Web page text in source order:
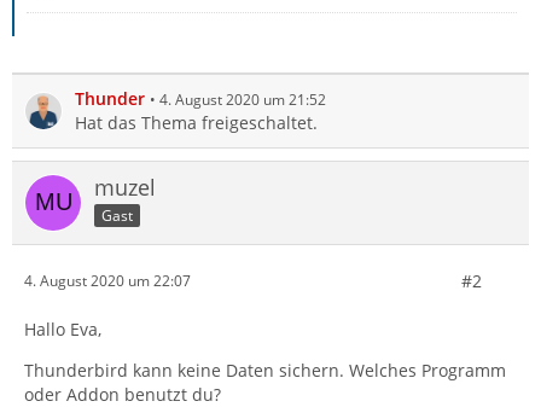
Thunder 4. August 2020 um 21:52
Hat das Thema freigeschaltet.
muzel
Gast
4. August 2020 um 22:07 #2
Hallo Eva,
Thunderbird kann keine Daten sichern. Welches Programm
oder Addon benutzt du?